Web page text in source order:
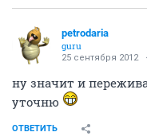
petrodaria
guru
25 сентября 2012
ну значит и
уточню
ОТВЕТИТЬ